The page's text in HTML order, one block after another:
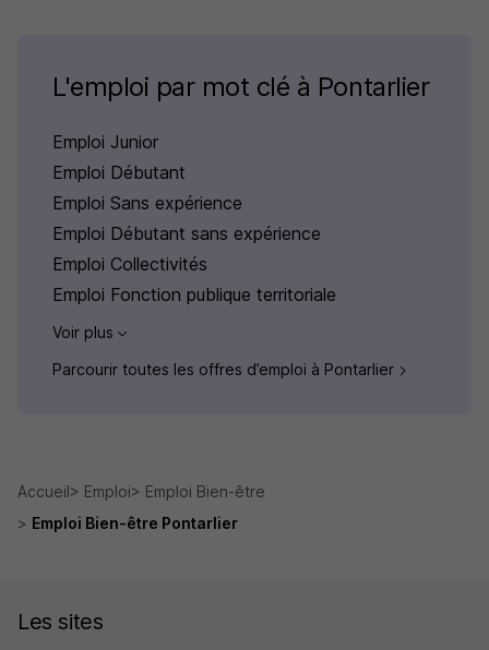
L'emploi par mot clé à Pontarlier
Emploi Junior
Emploi Débutant
Emploi Sans expérience
Emploi Débutant sans expérience
Emploi Collectivités
Emploi Fonction publique territoriale
Voir plus
Parcourir toutes les offres d’emploi à Pontarlier
Accueil Emploi
Emploi Bien-être
Emploi Bien-être Pontarlier
Les sites